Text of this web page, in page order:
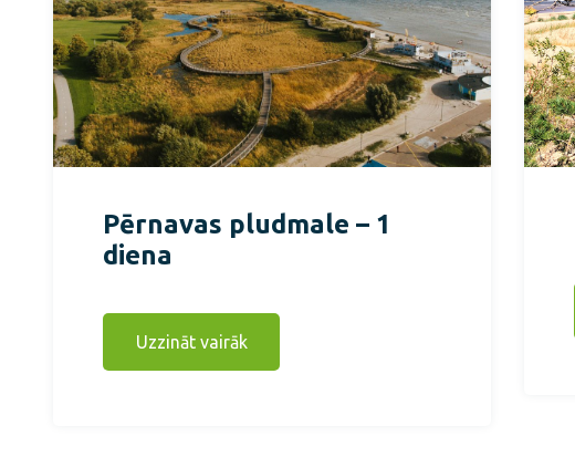
Pērnavas pludmale – 1
diena
Uzzināt vairāk